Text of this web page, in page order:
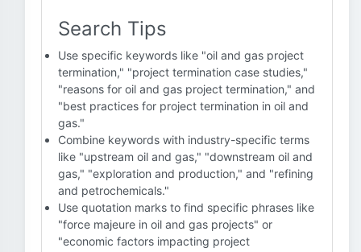
Search Tips
Use specific keywords like "oil and gas project
termination," "project termination case studies,"
"reasons for oil and gas project termination," and
"best practices for project termination in oil and
gas."
Combine keywords with industry-specific terms
like "upstream oil and gas," "downstream oil and
gas," "exploration and production," and "refining
and petrochemicals."
Use quotation marks to find specific phrases like
"force majeure in oil and gas projects" or
"economic factors impacting project